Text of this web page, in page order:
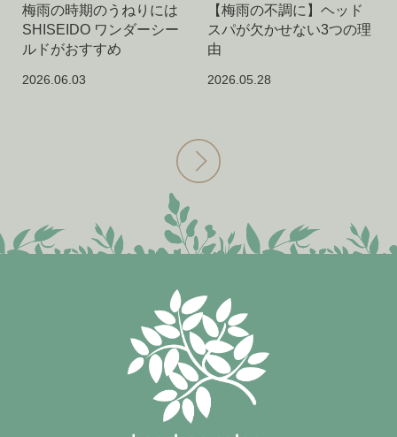
梅雨の時期のうねりには
SHISEIDO ワンダーシー
ルドがおすすめ
2026.06.03
【梅雨の不調に】ヘッド
スパが欠かせない3つの理
由
2026.05.28